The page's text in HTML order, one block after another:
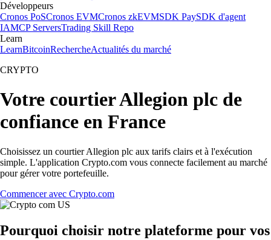
Développeurs
Cronos PoSCronos EVMCronos zkEVMSDK PaySDK d'agent
IAMCP ServersTrading Skill Repo
Learn
LearnBitcoinRechercheActualités du marché
CRYPTO
Votre courtier Allegion plc de
confiance en France
Choisissez un courtier Allegion plc aux tarifs clairs et à l'exécution
simple. L'application Crypto.com vous connecte facilement au marché
pour gérer votre portefeuille.
Commencer avec Crypto.com
Pourquoi choisir notre plateforme pour vos